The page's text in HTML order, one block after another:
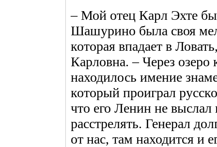
– Мой отец Карл Эхте
Шашурино была своя
которая впадает в
Карловна. – Через озеро
находилось имение
который проиграл
что его Ленин не выслал
расстрелять. Генерал
от нас, там находится и